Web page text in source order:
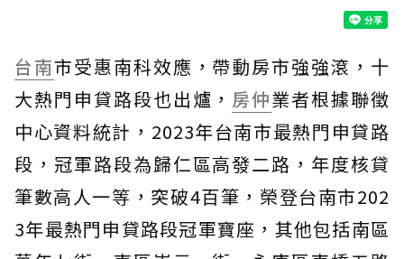
台南市受惠南科效應，帶動房市強強滾，十
大熱門申貸路段也出爐， 房仲業者根據聯徵
中心資料統計，2023年台南市最熱門申貸路
段，冠軍路段為歸仁區高發二路，年度核貸
筆數高人一等，突破4百筆，榮登台南市202
3年最熱門申貸路段冠軍寶座，其他包括南區